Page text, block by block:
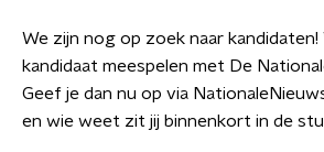
We zijn nog op zoek naar kandidaten!
kandidaat meespelen met De
Geef je dan nu op via
en wie weet zit jij binnenkort in de